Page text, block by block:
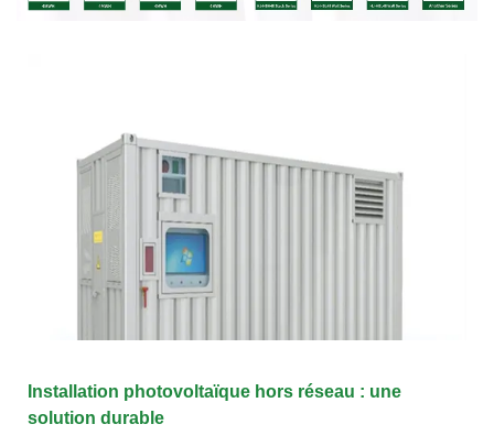
Installation photovoltaïque hors réseau : une
solution durable